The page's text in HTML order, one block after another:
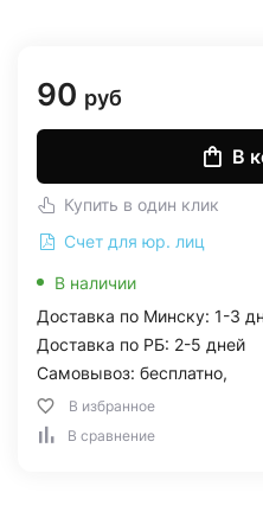
90 руб
В
Купить в один клик
Счет для юр. лиц
В наличии
Доставка по Минску: 1-3
Доставка по РБ: 2-5 дней
Самовывоз: бесплатно,
В избранное
В сравнение